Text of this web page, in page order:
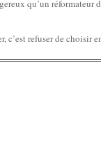
qu’un réformateur
c’est refuser de choisir